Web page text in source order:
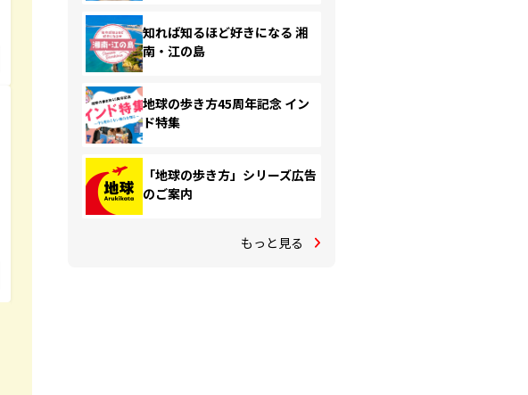
知れば知るほど好きになる 湘
南・江の島
地球の歩き方45周年記念 イン
ド特集
「地球の歩き方」シリーズ広告
のご案内
もっと見る